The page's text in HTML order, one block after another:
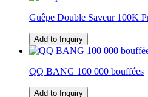
Guêpe Double Saveur 100K
Add to Inquiry
QQ BANG 100 000 bouffées
Add to Inquiry